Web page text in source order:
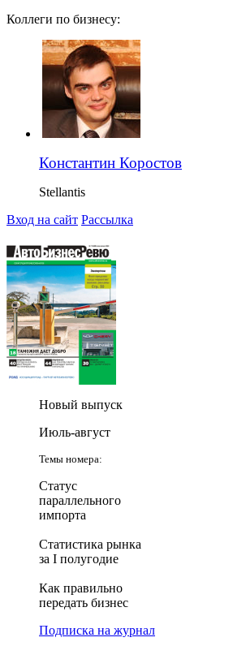
Коллеги по бизнесу:
Константин Коростов
Stellantis
Вход на сайт Рассылка
Новый выпуск
Июль-август
Темы номера:
Статус
параллельного
импорта
Статистика рынка
за I полугодие
Как правильно
передать бизнес
Подписка на журнал